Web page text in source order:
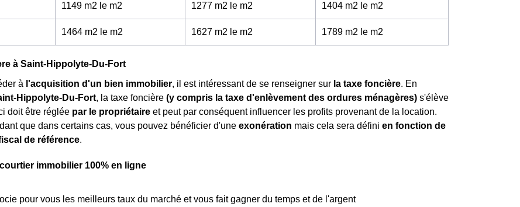
1149 m2 le m2 1277 m2 le m2 1404 m2 le m2
1464 m2 le m2 1627 m2 le m2 1789 m2 le m2
à Saint-Hippolyte-Du-Fort
à l'acquisition d'un bien immobilier, il est intéressant de se renseigner sur la taxe foncière. En
Hippolyte-Du-Fort, la taxe foncière (y compris la taxe d'enlèvement des ordures ménagères) s'élève
doit être réglée par le propriétaire et peut par conséquent influencer les profits provenant de la location.
que dans certains cas, vous pouvez bénéficier d'une exonération mais cela sera défini en fonction de
de référence.
immobilier 100% en ligne
pour vous les meilleurs taux du marché et vous fait gagner du temps et de l'argent